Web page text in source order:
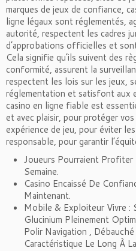
marques de jeux de confiance,
ligne légaux sont réglementés,
autorité, respectent les cadres
d’approbations officielles et
Cela signifie qu’ils suivent des
conformité, assurent la
respectent les lois sur les jeux,
réglementation et satisfont aux
casino en ligne fiable est
et avec plaisir, pour protéger
expérience de jeu, pour éviter
responsable, pour garantir
Joueurs Pourraient
Semaine.
Casino Encaissé De
Maintenant.
Mobile & Exploiteur Vivre :
Glucinium Pleinement
Polir Navigation ,
Caractéristique Le Long À